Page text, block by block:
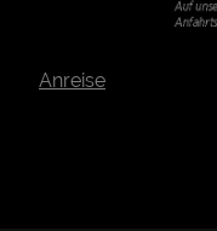
Anreise